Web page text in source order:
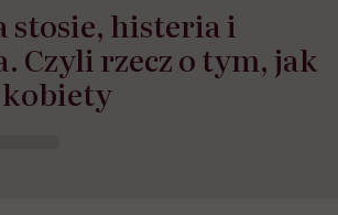
stosie, histeria i
Czyli rzecz o tym, jak
kobiety